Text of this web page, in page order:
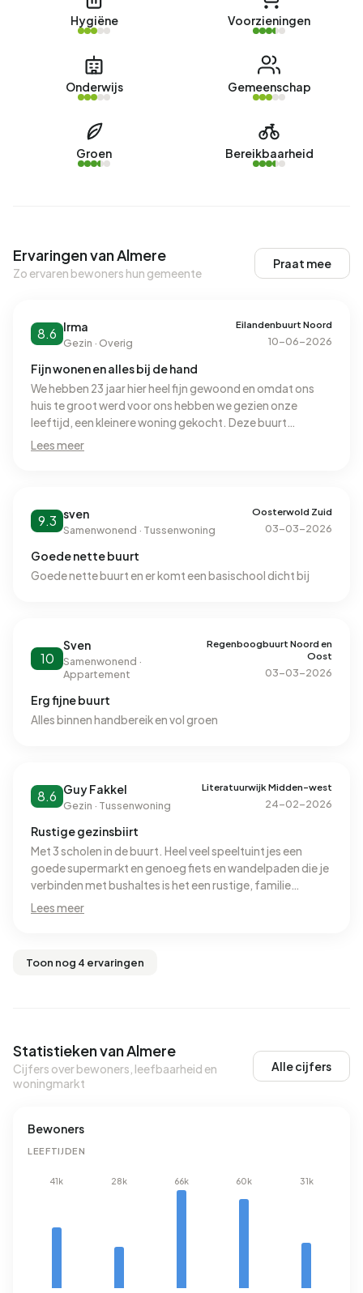
Hygiëne Voorzieningen
Onderwijs Gemeenschap
Groen Bereikbaarheid
Ervaringen van Almere
Zo ervaren bewoners hun gemeente
Praat mee
8.6 Irma
Gezin · Overig
Eilandenbuurt Noord
10-06-2026
Fijn wonen en alles bij de hand
We hebben 23 jaar hier heel fijn gewoond en omdat ons
huis te groot werd voor ons hebben we gezien onze
leeftijd, een kleinere woning gekocht. Deze buurt
kenmerkt zich door een aantal gunstige factoren: weinig
veel groen. Scholen binnen loopafstand, station en
bussen idem evenals winkels. Binnen vijf minuten ben je
windstreken bereiken. Als iemand mij zou vragen of het
hier leuk wonen is zou ik dat zonder aarzeling
Lees meer
9.3 sven
Samenwonend · Tussenwoning
Oosterwold Zuid
03-03-2026
Goede nette buurt
Goede nette buurt en er komt een basischool dicht bij
10
Sven
Samenwonend ·
Appartement
Regenboogbuurt Noord en
Oost
03-03-2026
Erg fijne buurt
Alles binnen handbereik en vol groen
8.6 Guy Fakkel
Gezin · Tussenwoning
Literatuurwijk Midden-west
24-02-2026
Rustige gezinsbiirt
Met 3 scholen in de buurt. Heel veel speeltuintjes een
goede supermarkt en genoeg fiets en wandelpaden die je
verbinden met bushaltes is het een rustige, familie
vriendelijke gezinsbuurt. Binnen 3min op de snelweg en
Lees meer
Toon nog 4 ervaringen
Statistieken van Almere
Cijfers over bewoners, leefbaarheid en
woningmarkt
Alle cijfers
Bewoners
LEEFTIJDEN
41k 28k 66k 60k 31k